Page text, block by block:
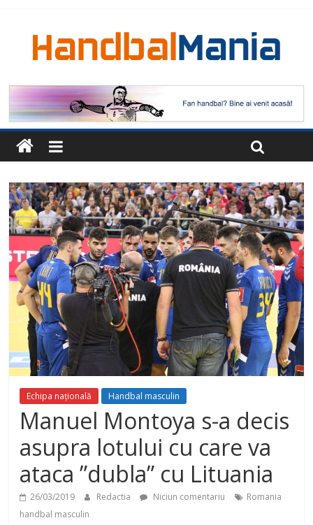
Echipa națională Handbal masculin
Manuel Montoya s-a decis
asupra lotului cu care va
ataca ”dubla” cu Lituania
26/03/2019 Redactia Niciun comentariu
Romania
handbal masculin